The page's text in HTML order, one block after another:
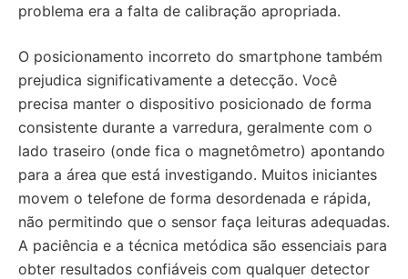
problema era a falta de calibração apropriada.
O posicionamento incorreto do smartphone também
prejudica significativamente a detecção. Você
precisa manter o dispositivo posicionado de forma
consistente durante a varredura, geralmente com o
lado traseiro (onde fica o magnetômetro) apontando
para a área que está investigando. Muitos iniciantes
movem o telefone de forma desordenada e rápida,
não permitindo que o sensor faça leituras adequadas.
A paciência e a técnica metódica são essenciais para
obter resultados confiáveis com qualquer detector